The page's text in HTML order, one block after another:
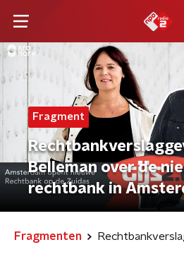
Fragment
Belleman over de
rechtbank in
Fragmenten